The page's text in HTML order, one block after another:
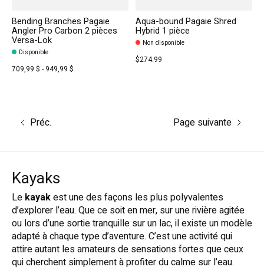
Bending Branches Pagaie
Angler Pro Carbon 2 pièces
Versa-Lok
Disponible
709,99 $ - 949,99 $
Aqua-bound Pagaie Shred
Hybrid 1 pièce
Non disponible
$274.99
Préc. Page suivante
Kayaks
Le kayakest une des façons les plus polyvalentes
d’explorer l’eau. Que ce soit en mer, sur une rivière agitée
ou lors d’une sortie tranquille sur un lac, il existe un modèle
adapté à chaque type d’aventure. C’est une activité qui
attire autant les amateurs de sensations fortes que ceux
qui cherchent simplement à profiter du calme sur l’eau.